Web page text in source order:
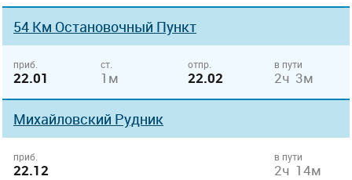
54 Км Остановочный Пункт
приб.
22.01
ст.
1м
отпр.
22.02
в пути
2ч 3м
Михайловский Рудник
приб.
22.12
в пути
2ч 14м